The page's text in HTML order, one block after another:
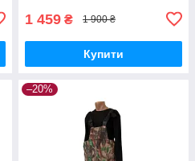
1 459 ₴ 1 900 ₴
Купити
–20%